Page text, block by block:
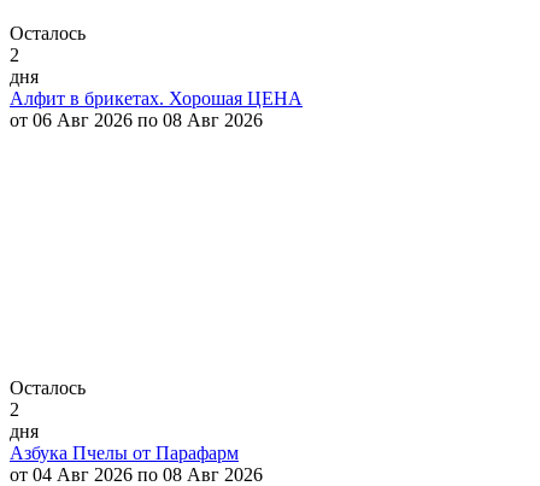
Осталось
2
дня
Алфит в брикетах. Хорошая ЦЕНА
от 06 Авг 2026 по 08 Авг 2026
Осталось
2
дня
Азбука Пчелы от Парафарм
от 04 Авг 2026 по 08 Авг 2026